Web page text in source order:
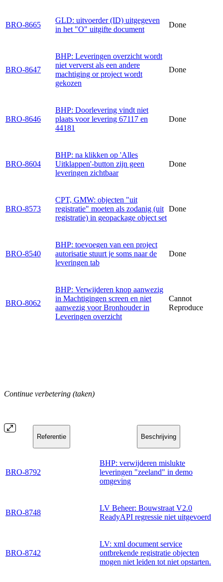
BRO-8665
GLD: uitvoerder (ID) uitgegeven
in het "O" uitgifte document
Done
BRO-8647
BHP: Leveringen overzicht wordt
niet ververst als een andere
machtiging or project wordt
gekozen
Done
BRO-8646
BHP: Doorlevering vindt niet
plaats voor levering 67117 en
44181
Done
BRO-8604
BHP: na klikken op 'Alles
Uitklappen'-button zijn geen
leveringen zichtbaar
Done
BRO-8573
CPT, GMW: objecten "uit
registratie" moeten als zodanig (uit
registratie) in geopackage object set
Done
BRO-8540
BHP: toevoegen van een project
autorisatie stuurt je soms naar de
leveringen tab
Done
BRO-8062
BHP: Verwijderen knop aanwezig
in Machtigingen screen en niet
aanwezig voor Bronhouder in
Leveringen overzicht
Cannot
Reproduce
Continue verbetering (taken)
Referentie Beschrijving
BRO-8792
BHP: verwijderen mislukte
leveringen "zeeland" in demo
omgeving
BRO-8748
LV Beheer: Bouwstraat V2.0
ReadyAPI regressie niet uitgevoerd
BRO-8742
LV: xml document service
ontbrekende registratie objecten
mogen niet leiden tot niet opstarten.